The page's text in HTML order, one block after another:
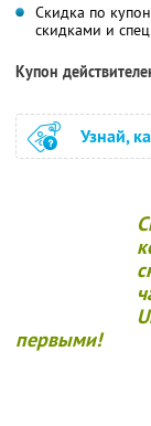
Скидка по
скидками и
Купон
Узнай,
первыми!